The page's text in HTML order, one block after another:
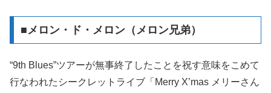
■メロン・ド・メロン（メロン兄弟）
“9th Blues”ツアーが無事終了したことを祝す意味をこめて
行なわれたシークレットライブ「Merry X’mas メリーさん